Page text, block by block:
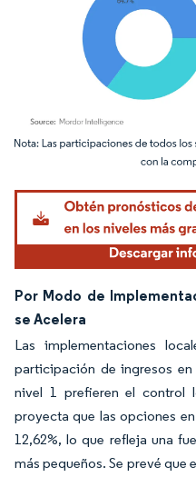
Imagen © Mordor Intelligence. El
Por Modo de
se Acelera
Las implementaciones
participación de ingresos
nivel 1 prefieren el control
proyecta que las opciones
12,62%, lo que refleja una
más pequeños. Se prevé que